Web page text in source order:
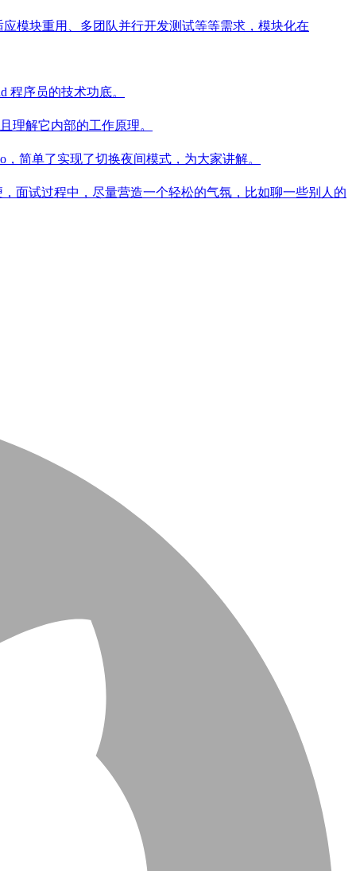
模块重用、多团队并行开发测试等等需求，模块化在
程序员的技术功底。
理解它内部的工作原理。
简单了实现了切换夜间模式，为大家讲解。
面试过程中，尽量营造一个轻松的气氛，比如聊一些别人的